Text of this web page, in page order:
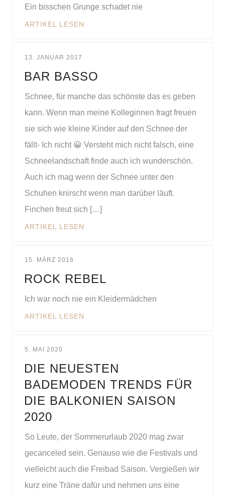
Ein bisschen Grunge schadet nie
ARTIKEL LESEN
13. JANUAR 2017
BAR BASSO
Schnee, für manche das schönste das es geben
kann. Wenn man meine Kolleginnen fragt freuen
sie sich wie kleine Kinder auf den Schnee der
fällt- Ich nicht 😀 Versteht mich nicht falsch, eine
Schneelandschaft finde auch ich wunderschön.
Auch ich mag wenn der Schnee unter den
Schuhen knirscht wenn man darüber läuft.
Finchen freut sich […]
ARTIKEL LESEN
15. MÄRZ 2016
ROCK REBEL
Ich war noch nie ein Kleidermädchen
ARTIKEL LESEN
5. MAI 2020
DIE NEUESTEN
BADEMODEN TRENDS FÜR
DIE BALKONIEN SAISON
2020
So Leute, der Sommerurlaub 2020 mag zwar
gecanceled sein. Genauso wie die Festivals und
vielleicht auch die Freibad Saison. Vergießen wir
kurz eine Träne dafür und nehmen uns eine